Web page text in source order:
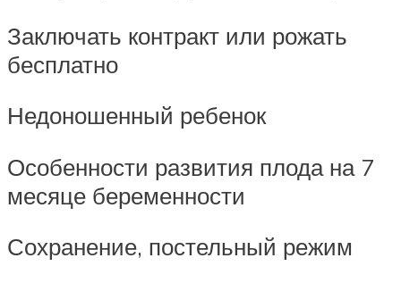
Заключать контракт или рожать
бесплатно
Недоношенный ребенок
Особенности развития плода на 7
месяце беременности
Сохранение, постельный режим